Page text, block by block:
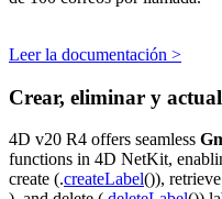
Leer la documentación >
Crear, eliminar y
4D v20 R4 offers seamless
functions in 4D NetKit,
create (.createLabel()),